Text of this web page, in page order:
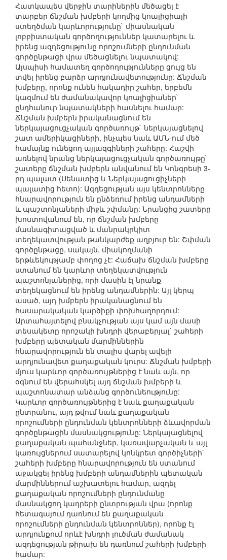
Հատկապես վերջին տարիներին մեծացել է
տարբեր ճնշման խմբերի կողմից կոալիցիայի
ստեղծման կարևորությունը` միասնական
լոբբիստական գործողություններ կատարելու և
իրենց ազդեցությունը որոշումների ընդունման
գործընթացի վրա մեծացնելու նպատակով:
Այսպիսի համատեղ գործողությունները ցույց են
տվել իրենց բարձր արդյունավետությունը: Ճնշման
խմբերը, որոնք ունեն հակադիր շահեր, երբեմն
կազմում են ժամանակավոր կոալիցիաներ`
ընդհանուր նպատակների հասնելու համար:
Ճնշման խմբերն իրականացնում են
ներկայացուցչական գործառույթ` ներկայացնելով
շատ ամերիկացիների, ինչպես նաև ԱՄՆ-ում մեծ
համայնք ունեցող այլազգիների շահերը: Հաշվի
առնելով նրանց ներկայացուցչական գործառույթը`
շատերը ճնշման խմբերն անվանում են Կոնգրեսի 3-
րդ պալատ (Սենատից և Ներկայացուցիչների
պալատից հետո): Ազդեցության այս կենտրոնները
հնարավորություն են ընձեռում իրենց անդամների
և պաշտոնյաների միջև շփմանը: Նրանցից շատերը
խոստովանում են, որ ճնշման խմբերը
մասնագիտացված և մանրակրկիտ
տեղեկատվության թանկարժեք աղբյուր են: Շփման
գործընթացը, սակայն, միակողմանի
երթևեկությամբ փողոց չէ: Հաճախ ճնշման խմբերը
ստանում են կարևոր տեղեկատվություն
պաշտոնյաներից, որի մասին էլ նրանք
տեղեկացնում են իրենց անդամներին: Այլ կերպ
ասած, այդ խմբերն իրականացնում են
հասարակական կարծիքի փոխհաղորդում:
Արտահայտելով բնակչության այս կամ այն մասի
տեսակետը որոշակի խնդրի վերաբերյալ` շահերի
խմբերը պետական մարմիններին
հնարավորություն են տալիս վարել ավելի
արդյունավետ քաղաքական կուրս: Ճնշման խմբերի
մյուս կարևոր գործառույթներից է նաև այն, որ
օգնում են վերահսկել այդ ճնշման խմբերի և
պաշտոնատար անձանց գործունեությունը:
Կարևոր գործառույթներից է նաև քաղաքական
ընտրանու, այդ թվում նաև քաղաքական
որոշումների ընդունման կենտրոնների ձևավորման
գործընթացին մասնակցությունը: Ներկայացնելով
քաղաքական պահանջներ, կառավարչական և այլ
կառույցներում սատարելով կոնկրետ գործիչների`
շահերի խմբերը հնարավորություն են ստանում
աջակցել իրենց խմբերի անդամներին պետական
մարմիններում աշխատելու համար, ազդել
քաղաքական որոշումների ընդունմանը
մասնակցող կադրերի ընտրության վրա (որոնք
հետագայում դառնում են քաղաքական
որոշումների ընդունման կենտրոններ), որոնք էլ
արդյունքում որևէ խնդրի լուծման ժամանակ
ազդեցության թիրախ են դառնում շահերի խմբերի
համար: